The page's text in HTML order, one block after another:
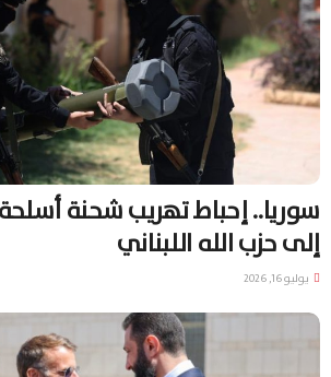
سوريا.. إحباط تهريب شحنة
إلى حزب الله اللبناني
يوليو 16, 2026